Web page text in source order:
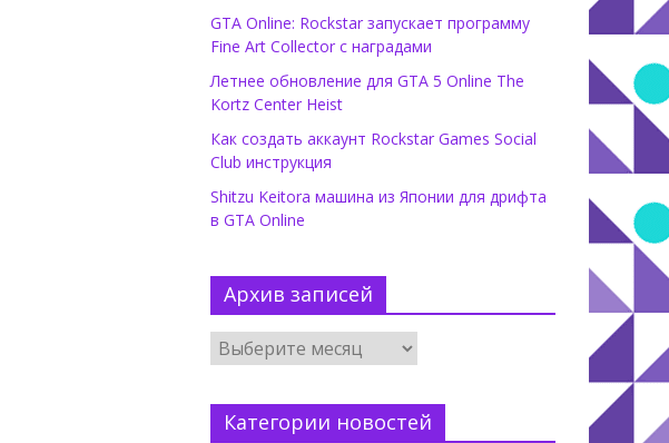
GTA Online: Rockstar запускает программу
Fine Art Collector с наградами
Летнее обновление для GTA 5 Online The
Kortz Center Heist
Как создать аккаунт Rockstar Games Social
Club инструкция
Shitzu Keitora машина из Японии для дрифта
в GTA Online
Архив записей
Категории новостей